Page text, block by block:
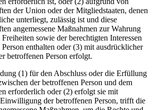
der Union oder der Mitgliedstaaten, denen
unterliegt, zulässig ist und diese
angemessene Maßnahmen zur Wahrung
sowie der berechtigten Interessen
enthalten oder (3) mit ausdrücklicher
betroffenen Person erfolgt.
(1) für den Abschluss oder die Erfüllung
der betroffenen Person und dem
erforderlich oder (2) erfolgt sie mit
der betroffenen Person, trifft die